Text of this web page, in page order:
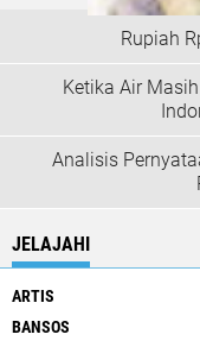
Rupiah
Ketika Air
Analisis
JELAJAHI
ARTIS
BANSOS